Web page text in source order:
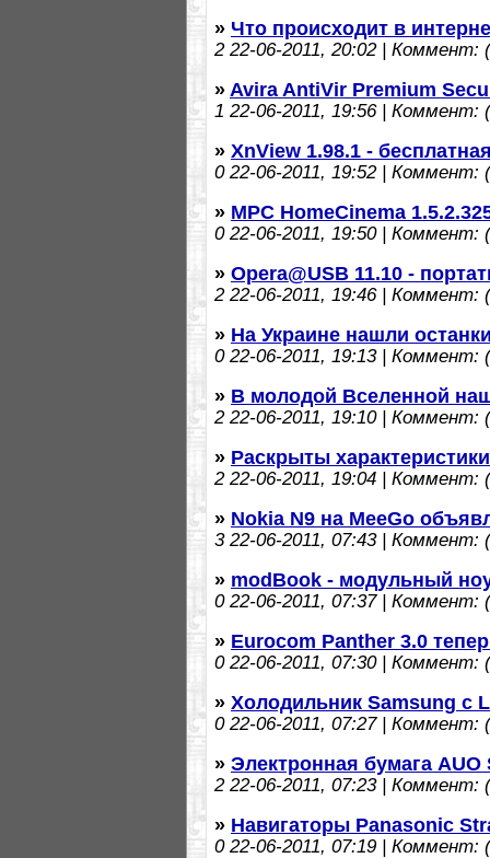
» Что происходит в
222-06-2011, 20:02 | Коммент:
» Avira AntiVir Premium
1 22-06-2011, 19:56 | Коммент:
» XnView 1.98.1 -
022-06-2011, 19:52 | Коммент:
» MPC HomeCinema
022-06-2011, 19:50 | Коммент:
» Opera@USB 11.10 -
222-06-2011, 19:46 | Коммент:
» На Украине нашли
022-06-2011, 19:13 | Коммент:
» В молодой Вселенной
222-06-2011, 19:10 | Коммент:
» Раскрыты
222-06-2011, 19:04 | Коммент:
» Nokia N9 на MeeGo
322-06-2011, 07:43 | Коммент:
» modBook - модульный
022-06-2011, 07:37 | Коммент:
» Eurocom Panther 3.0
022-06-2011, 07:30 | Коммент:
» Холодильник Samsung с
022-06-2011, 07:27 | Коммент:
» Электронная бумага
222-06-2011, 07:23 | Коммент:
» Навигаторы Panasonic
022-06-2011, 07:19 | Коммент: